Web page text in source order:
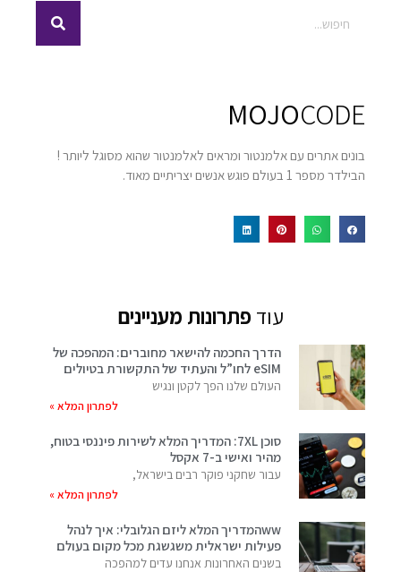
MOJOCODE
בונים אתרים עם אלמנטור ומראים לאלמנטור שהוא מסוגל ליותר !
הבילדר מספר 1 בעולם פוגש אנשים יצריתיים מאוד.
עוד פתרונות מעניינים
הדרך החכמה להישאר מחוברים: המהפכה של
eSIM לחו”ל והעתיד של התקשורת בטיולים
העולם שלנו הפך לקטן ונגיש
לפתרון המלא »
סוכן 7XL: המדריך המלא לשירות פיננסי בטוח,
מהיר ואישי ב-7 אקסל
עבור שחקני פוקר רבים בישראל,
לפתרון המלא »
wwהמדריך המלא ליזם הגלובלי: איך לנהל
פעילות ישראלית משגשגת מכל מקום בעולם
בשנים האחרונות אנחנו עדים למהפכה